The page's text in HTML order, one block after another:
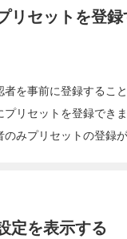
リセットを登録
を事前に登録すること
リセットを登録できま
みプリセットの登録が
定を表示する